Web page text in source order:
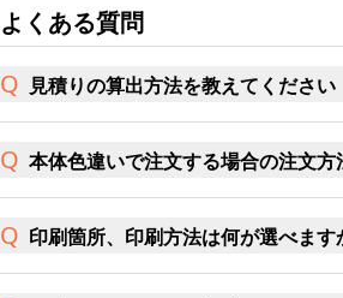
よくある質問
見積りの算出方法を教えてください
本体色違いで注文する場合の注文
印刷箇所、印刷方法は何が選べます